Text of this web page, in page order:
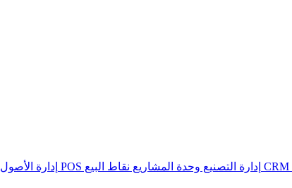
إدارة التصنيع وحدة المشاريع نقاط البيع POS إدارة الأصول